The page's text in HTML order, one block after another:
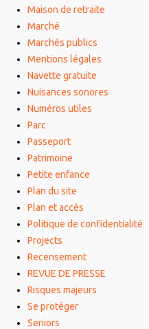
Maison de retraite
Marché
Marchés publics
Mentions légales
Navette gratuite
Nuisances sonores
Numéros utiles
Parc
Passeport
Patrimoine
Petite enfance
Plan du site
Plan et accès
Politique de confidentialité
Projects
Recensement
REVUE DE PRESSE
Risques majeurs
Se protéger
Seniors